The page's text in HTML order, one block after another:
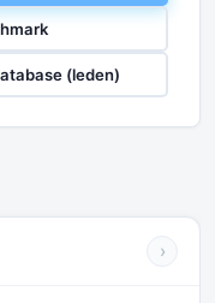
(leden)
›